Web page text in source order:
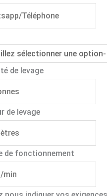
de levage
de levage
de fonctionnement